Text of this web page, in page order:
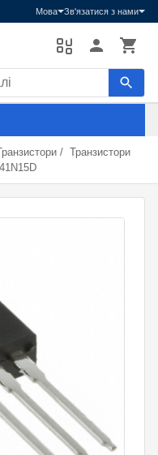
Мова Зв'язатися з нами
/ Транзистори